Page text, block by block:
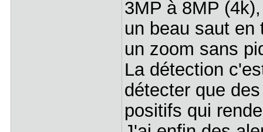
3MP à 8MP
un beau saut en
un zoom sans
La détection
détecter que
positifs qui